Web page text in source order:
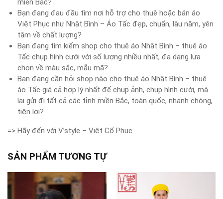
miền Bắc?
Bạn đang đau đầu tìm nơi hỗ trợ cho thuê hoặc bán áo
Việt Phục như Nhật Bình – Áo Tấc đẹp, chuẩn, lâu năm, yên
tâm về chất lượng?
Bạn đang tìm kiếm shop cho thuê áo Nhật Bình – thuê áo
Tấc chụp hình cưới với số lượng nhiều nhất, đa dạng lựa
chọn về màu sắc, mẫu mã?
Bạn đang cần hỏi shop nào cho thuê áo Nhật Bình – thuê
áo Tấc giá cả hợp lý nhất để chụp ảnh, chụp hình cưới, mà
lại gửi đi tất cả các tỉnh miền Bắc, toàn quốc, nhanh chóng,
tiện lợi?
=> Hãy đến với V’style – Việt Cổ Phục
SẢN PHẨM TƯƠNG TỰ